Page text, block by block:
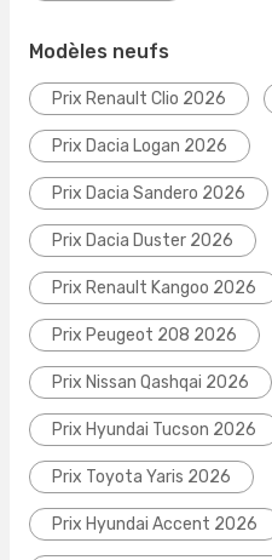
Modèles neufs
Prix Renault Clio 2026
Prix Dacia Logan 2026
Prix Dacia Sandero 2026
Prix Dacia Duster 2026
Prix Renault Kangoo 2026
Prix Peugeot 208 2026
Prix Nissan Qashqai 2026
Prix Hyundai Tucson 2026
Prix Toyota Yaris 2026
Prix Hyundai Accent 2026